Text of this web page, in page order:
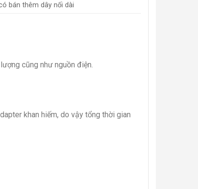
bán thêm dây nối dài
cũng như nguồn điện.
khan hiếm, do vậy tổng thời gian